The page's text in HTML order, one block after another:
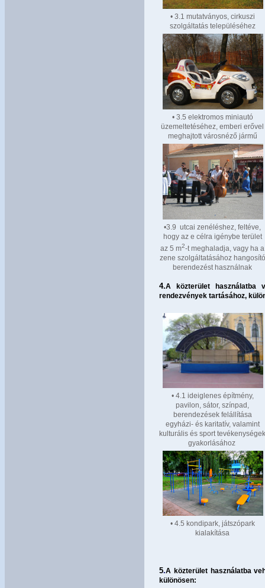
• 3.1 mutatványos, cirkuszi
szolgáltatás településéhez
• 3.5 elektromos miniautó
üzemeltetéséhez, emberi erővel
meghajtott városnéző jármű
•3.9 utcai zenéléshez, feltéve,
hogy az e célra igénybe terület
az 5 m2-t meghaladja, vagy ha a
zene szolgáltatásához hangosító
berendezést használnak
4.A közterület használatba
rendezvények tartásához,
• 4.1 ideiglenes építmény,
pavilon, sátor, színpad,
berendezések felállítása
egyházi- és karitatív, valamint
kulturális és sport
gyakorlásához
• 4.5 kondipark, játszópark
kialakítása
5.A közterület használatba
különösen: